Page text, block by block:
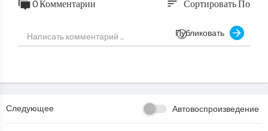
0 Комментарии sort Сортировать По
Публиковать
Следующее Автовоспроизведение